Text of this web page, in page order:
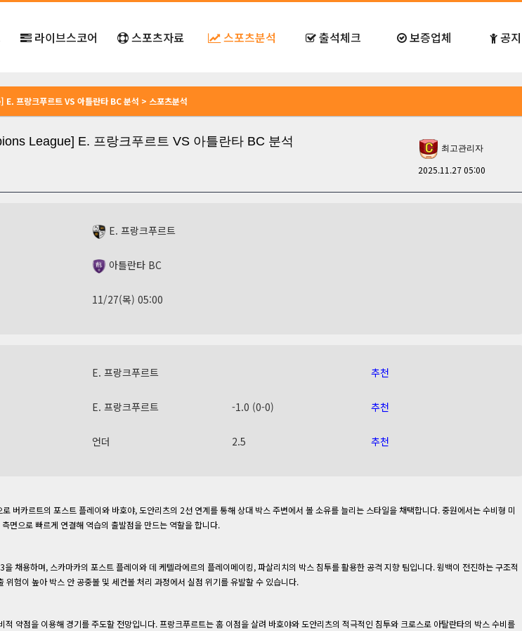
라이브스코어 스포츠자료 스포츠분석 출석체크 보증업체 공
랑크푸르트 VS 아틀란타 BC 분석 > 스포츠분석
League] E. 프랑크푸르트 VS 아틀란타 BC 분석
최고관리자
2025.11.27 05:00
E. 프랑크푸르트
아틀란타 BC
11/27(목) 05:00
E. 프랑크푸르트 추천
E. 프랑크푸르트 -1.0 (0-0) 추천
언더 2.5 추천
버카르트의 포스트 플레이와 바호야, 도안리츠의 2선 연계를 통해 상대 박스 주변에서 볼 소유를 늘리는 스타일을 채택합니다. 중원에서는 수비형 미
면으로 빠르게 연결해 역습의 출발점을 만드는 역할을 합니다.
채용하며, 스카마카의 포스트 플레이와 데 케텔라에르의 플레이메이킹, 파살리치의 박스 침투를 활용한 공격 지향 팀입니다. 윙백이 전진하는 구조적
위험이 높아 박스 안 공중볼 및 세컨볼 처리 과정에서 실점 위기를 유발할 수 있습니다.
적 약점을 이용해 경기를 주도할 전망입니다. 프랑크푸르트는 홈 이점을 살려 바호야와 도안리츠의 적극적인 침투와 크로스로 아탈란타의 박스 수비를